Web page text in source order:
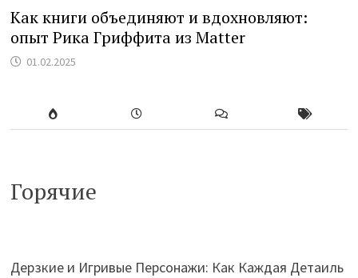
Как книги объединяют и вдохновляют:
опыт Рика Гриффита из Matter
01.02.2025
Горячие
Дерзкие и Игривые Персонажи: Как Каждая Детаиль